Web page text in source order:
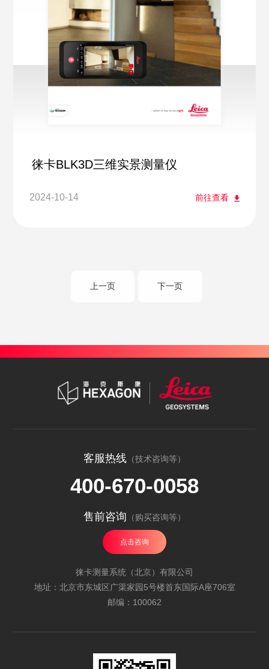
徕卡BLK3D三维实景测量仪
2024-10-14 前往查看
上一页 下一页
客服热线 （技术咨询等）
400-670-0058
售前咨询 （购买咨询等）
点击咨询
徕卡测量系统（北京）有限公司
地址：北京市东城区广渠家园5号楼首东国际A座706室
邮编：100062